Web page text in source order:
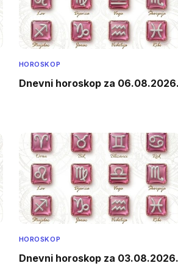
HOROSKOP
Dnevni horoskop za
HOROSKOP
Dnevni horoskop za 03.08.2026.